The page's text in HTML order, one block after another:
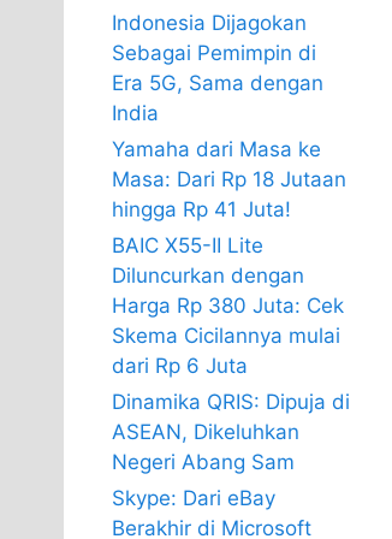
Indonesia Dijagokan
Sebagai Pemimpin di
Era 5G, Sama dengan
India
Yamaha dari Masa ke
Masa: Dari Rp 18 Jutaan
hingga Rp 41 Juta!
BAIC X55-II Lite
Diluncurkan dengan
Harga Rp 380 Juta: Cek
Skema Cicilannya mulai
dari Rp 6 Juta
Dinamika QRIS: Dipuja di
ASEAN, Dikeluhkan
Negeri Abang Sam
Skype: Dari eBay
Berakhir di Microsoft